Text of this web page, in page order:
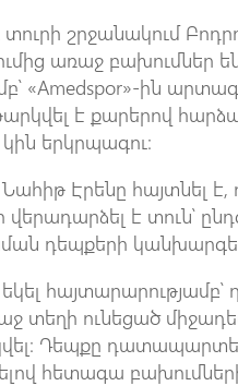
շրջանակում
առաջ բախումներ
«Amedspor»-ին
է քարերով
երկրպագու։
Էրենը հայտնել է,
վերադարձել է տուն՝
դեպքերի
եկել
տեղի ունեցած
Դեպքը
հետագա